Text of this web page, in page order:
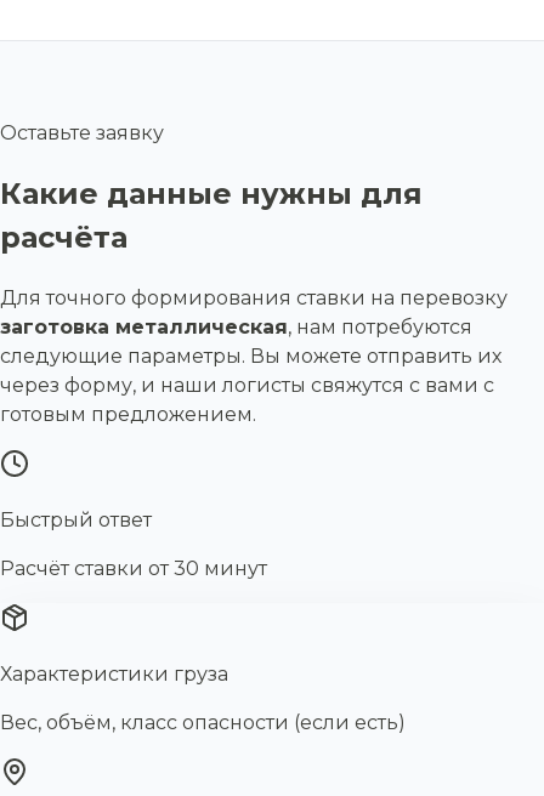
Оставьте заявку
Какие данные нужны для
расчёта
Для точного формирования ставки на перевозку
заготовка металлическая, нам потребуются
следующие параметры. Вы можете отправить их
через форму, и наши логисты свяжутся с вами с
готовым предложением.
Быстрый ответ
Расчёт ставки от 30 минут
Характеристики груза
Вес, объём, класс опасности (если есть)